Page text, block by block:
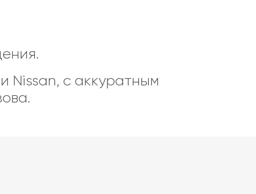
Nissan, с аккуратным